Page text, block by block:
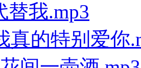
替我.mp3
真的特别爱你